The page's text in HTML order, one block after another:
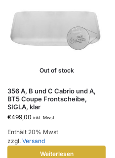
Out of stock
356 A, B und C Cabrio und A,
BT5 Coupe Frontscheibe,
SIGLA, klar
€499,00 inkl. Mwst
Enthält 20% Mwst
zzgl. Versand
Weiterlesen